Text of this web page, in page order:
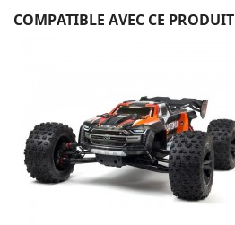
COMPATIBLE AVEC CE PRODUIT